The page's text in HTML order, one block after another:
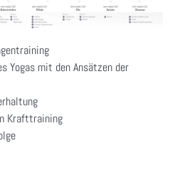
Yogas mit den Ansätzen der
Krafttraining